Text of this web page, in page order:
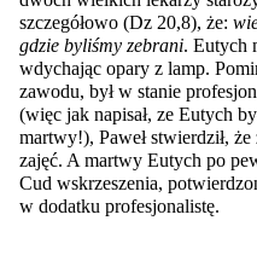
szczegółowo (Dz 20,8), że:
gdzie byliśmy zebrani. Eutych
wdychając opary z lamp.
zawodu, był w stanie
(więc jak napisał, ze Eutych
martwy!), Paweł stwierdził,
zajęć. A martwy Eutych po
Cud wskrzeszenia,
w dodatku profesjonalistę.